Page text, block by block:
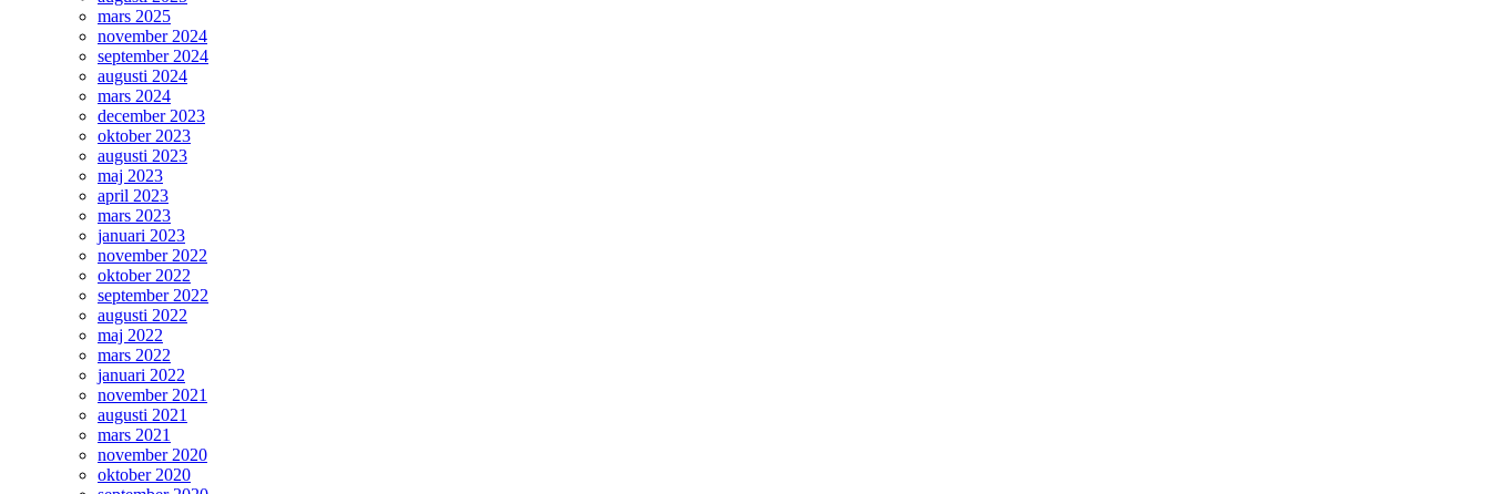
mars 2025
november 2024
september 2024
augusti 2024
mars 2024
december 2023
oktober 2023
augusti 2023
maj 2023
april 2023
mars 2023
januari 2023
november 2022
oktober 2022
september 2022
augusti 2022
maj 2022
mars 2022
januari 2022
november 2021
augusti 2021
mars 2021
november 2020
oktober 2020